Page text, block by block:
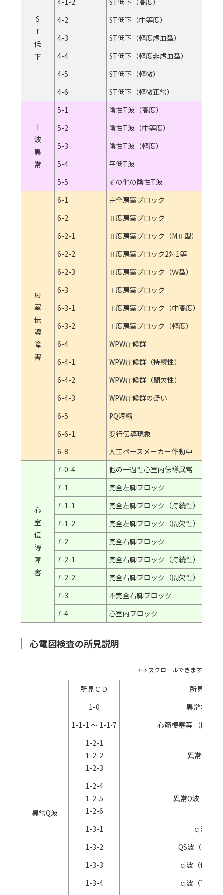
S
T
低
下
4-1-2
ST低下（高度）
4-2
ST低下（中等度）
4-3
ST低下（軽度虚血型）
4-4
ST低下（軽度非虚血型）
4-5
ST低下（軽微）
4-6
ST低下（軽微正常）
Ｔ
波
異
常
5-1
陰性T波（高度）
5-2
陰性T波（中等度）
5-3
陰性T波（軽度）
5-4
平低T波
5-5
その他の陰性T波
房
室
伝
導
障
害
6-1 完全房室ブロック
6-2
Ⅱ度房室ブロック
6-2-1
Ⅱ度房室ブロック（MⅡ型）
6-2-2
Ⅱ度房室ブロック2対1等
6-2-3
Ⅱ度房室ブロック（Ｗ型）
6-3
Ⅰ度房室ブロック
6-3-1
Ⅰ度房室ブロック（中高度）
6-3-2
Ⅰ度房室ブロック（軽度）
6-4
WPW症候群
6-4-1
WPW症候群（持続性）
6-4-2
WPW症候群（間欠性）
6-4-3
WPW症候群の疑い
6-5
PQ短縮
6-6-1
変行伝導現象
6-8
人工ペースメーカー作動中
心
室
伝
導
障
害
7-0-4
他の一過性心室内伝導異常
7-1
完全左脚ブロック
7-1-1
完全左脚ブロック（持続性）
7-1-2
完全左脚ブロック（間欠性）
7-2
完全右脚ブロック
7-2-1
完全右脚ブロック（持続性）
7-2-2
完全右脚ブロック（間欠性）
7-3
不完全右脚ブロック
7-4
心室内ブロック
心電図検査の所見説明
⟺ スクロールできます
所見ＣＤ
所見名
1-0
異常なし
異常Q波
1-1-1 ～ 1-1-7
心筋梗塞等 （陳旧
1-2-1
1-2-2
1-2-3
異常Q
1-2-4
1-2-5
1-2-6
異常Q波（下壁
1-3-1
ｑ波
1-3-2
QS波（前壁）
1-3-3
ｑ波（側壁）
1-3-4
ｑ波（下壁）